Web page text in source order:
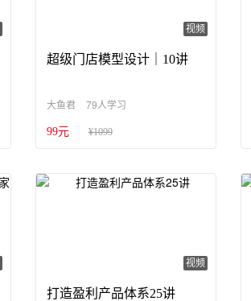
视频
超级门店模型设计｜10讲
大鱼君 79人学习
99元 ¥1099
视频
打造盈利产品体系25讲